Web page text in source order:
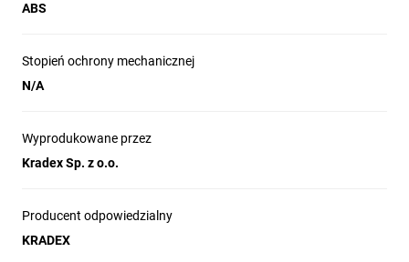
ABS
Stopień ochrony mechanicznej
N/A
Wyprodukowane przez
Kradex Sp. z o.o.
Producent odpowiedzialny
KRADEX